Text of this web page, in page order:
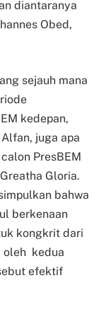
diantaranya
Obed,
sejauh mana
kedepan,
juga apa
PresBEM
Gloria.
bahwa
berkenaan
kongkrit dari
oleh kedua
efektif